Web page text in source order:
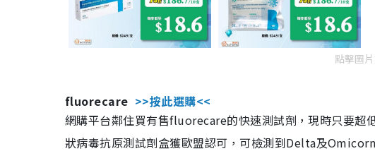
點擊圖
fluorecare >>按此選購<<
網購平台鄰住買有售fluorecare的快速測試劑，現時只要超
狀病毒抗原測試劑盒獲歐盟認可，可檢測到Delta及